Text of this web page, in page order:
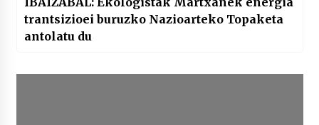
trantsizioei buruzko Nazioarteko Topaketa
antolatu du